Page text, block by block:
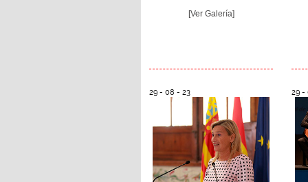
[Ver Galería]
29 - 08 - 23 29 -